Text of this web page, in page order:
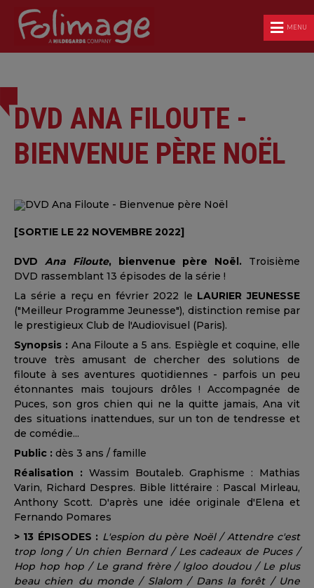
MENU
DVD ANA FILOUTE -
BIENVENUE PÈRE NOËL
[SORTIE LE 22 NOVEMBRE 2022]
DVD Ana Filoute, bienvenue père Noël. Troisième
DVD rassemblant 13 épisodes de la série !
La série a reçu en février 2022 le LAURIER JEUNESSE
("Meilleur Programme Jeunesse"), distinction remise par
le prestigieux Club de l'Audiovisuel (Paris).
Synopsis : Ana Filoute a 5 ans. Espiègle et coquine, elle
trouve très amusant de chercher des solutions de
filoute à ses aventures quotidiennes - parfois un peu
étonnantes mais toujours drôles ! Accompagnée de
Puces, son gros chien qui ne la quitte jamais, Ana vit
des situations inattendues, sur un ton de tendresse et
de comédie...
Public : dès 3 ans / famille
Réalisation : Wassim Boutaleb. Graphisme : Mathias
Varin, Richard Despres. Bible littéraire : Pascal Mirleau,
Anthony Scott. D'après une idée originale d'Elena et
Fernando Pomares
> 13 ÉPISODES : L'espion du père Noël / Attendre c'est
trop long / Un chien Bernard / Les cadeaux de Puces /
Hop hop hop / Le grand frère / Igloo doudou / Le plus
beau chien du monde / Slalom / Dans la forêt / Une